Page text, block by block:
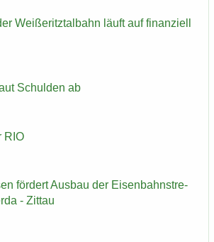
Wei­ße­ritz­tal­bahn läuft auf fi­nan­zi­ell
Schul­den ab
RIO
för­dert Aus­bau der Ei­sen­bahn­stre­
- Zit­tau